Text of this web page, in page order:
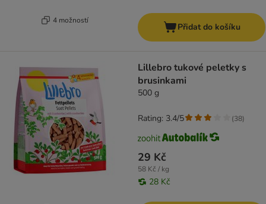
4 možností
Přidat do košíku
Lillebro tukové peletky s
brusinkami
500 g
29 Kč
58 Kč / kg
28 Kč
Rating: 3.4/5 (38)